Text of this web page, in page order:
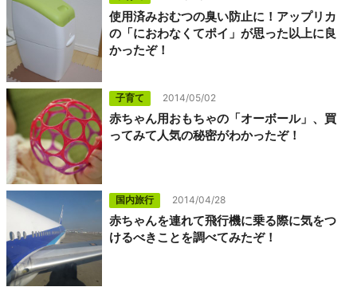
使用済みおむつの臭い防止に！アップリカ
の「におわなくてポイ」が思った以上に良
かったぞ！
子育て 2014/05/02
赤ちゃん用おもちゃの「オーボール」、買
ってみて人気の秘密がわかったぞ！
国内旅行 2014/04/28
赤ちゃんを連れて飛行機に乗る際に気をつ
けるべきことを調べてみたぞ！